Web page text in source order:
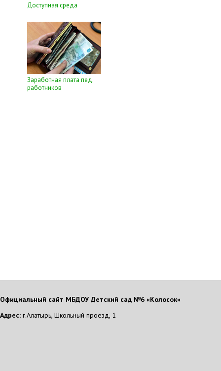
Доступная среда
Заработная плата пед.
работников
Официальный сайт МБДОУ Детский сад №6 «Колосок»
Адрес: г.Алатырь, Школьный проезд, 1